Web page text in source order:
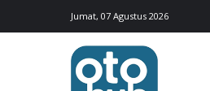
Jumat, 07 Agustus 2026
Otohub.co
Portal berita otomotif Indonesia terkini